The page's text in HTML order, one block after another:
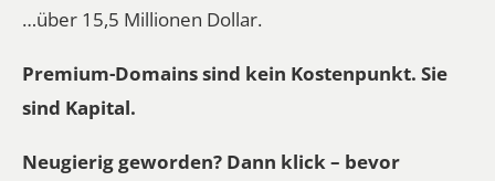
…über 15,5 Millionen Dollar.
Premium-Domains sind kein Kostenpunkt. Sie
sind Kapital.
Neugierig geworden? Dann klick – bevor